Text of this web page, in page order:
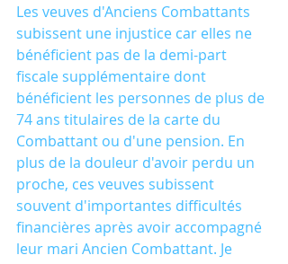
Les veuves d'Anciens Combattants
subissent une injustice car elles ne
bénéficient pas de la demi-part
fiscale supplémentaire dont
bénéficient les personnes de plus de
74 ans titulaires de la carte du
Combattant ou d'une pension. En
plus de la douleur d'avoir perdu un
proche, ces veuves subissent
souvent d'importantes difficultés
financières après avoir accompagné
leur mari Ancien Combattant. Je